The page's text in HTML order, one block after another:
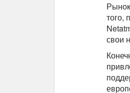
того,
свои